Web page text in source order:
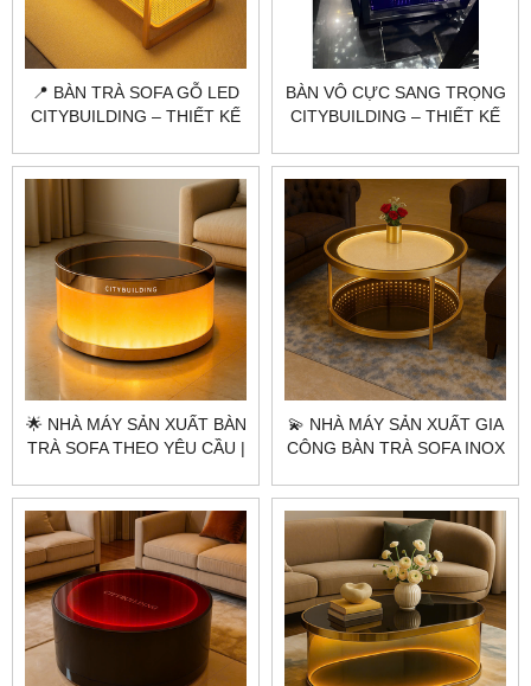
📍 BÀN TRÀ SOFA GỖ LED
CITYBUILDING – THIẾT KẾ
BÀN VÔ CỰC SANG TRỌNG
CITYBUILDING – THIẾT KẾ
KHÔNG GIAN CAO CẤP
🌟 NHÀ MÁY SẢN XUẤT BÀN
TRÀ SOFA THEO YÊU CẦU |
GOLD LUXE TABLE ÁNH
VÀNG ĐẲNG CẤP
💫 NHÀ MÁY SẢN XUẤT GIA
CÔNG BÀN TRÀ SOFA INOX
NỘI TPHCM |
CITYBUILDING